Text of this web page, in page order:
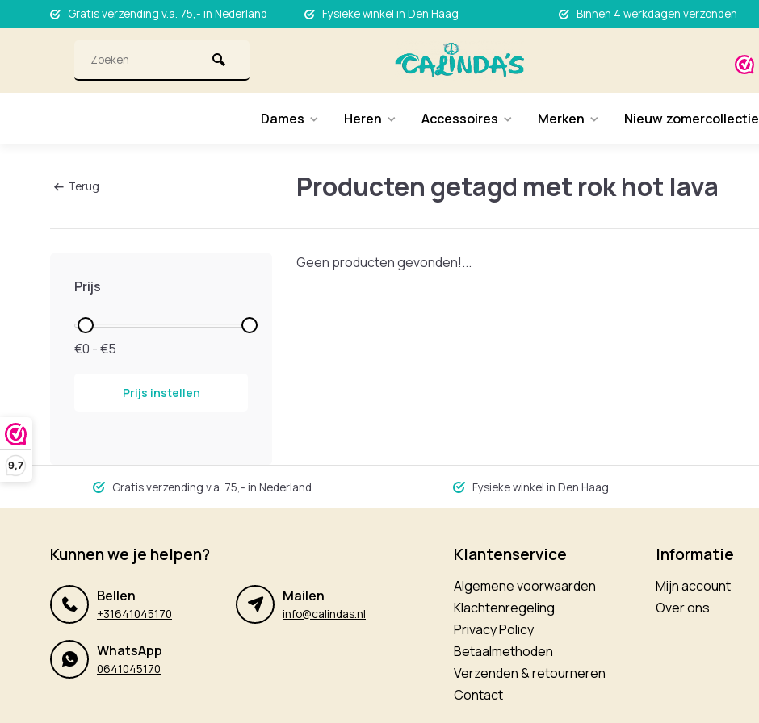
9,7
Gratis verzending v.a. 75,- in Nederland Fysieke winkel in Den Haag Binnen 4 werkdagen verzonden
Dames Heren Accessoires Merken Nieuw zomercollectie
Terug Producten getagd met rok hot lava
Prijs
€0 - €5
Prijs instellen
Geen producten gevonden!...
Gratis verzending v.a. 75,- in Nederland Fysieke winkel in Den Haag
Kunnen we je helpen?
Bellen
+31641045170
Mailen
info@calindas.nl
WhatsApp
0641045170
Klantenservice
Algemene voorwaarden
Klachtenregeling
Privacy Policy
Betaalmethoden
Verzenden & retourneren
Contact
Informatie
Mijn account
Over ons